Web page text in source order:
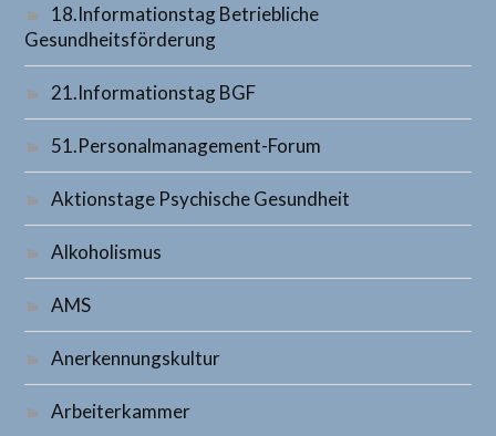
18.Informationstag Betriebliche
Gesundheitsförderung
21.Informationstag BGF
51.Personalmanagement-Forum
Aktionstage Psychische Gesundheit
Alkoholismus
AMS
Anerkennungskultur
Arbeiterkammer